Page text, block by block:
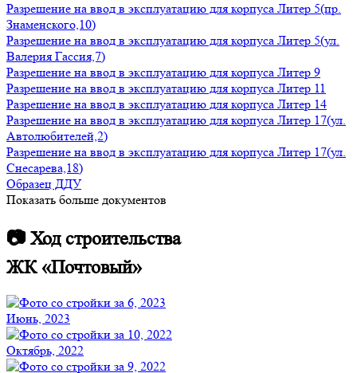
Разрешение на ввод в эксплуатацию для корпуса Литер 5(пр.
Знаменского,10)
Разрешение на ввод в эксплуатацию для корпуса Литер 5(ул.
Валерия Гассия,7)
Разрешение на ввод в эксплуатацию для корпуса Литер 9
Разрешение на ввод в эксплуатацию для корпуса Литер 11
Разрешение на ввод в эксплуатацию для корпуса Литер 14
Разрешение на ввод в эксплуатацию для корпуса Литер 17(ул.
Автолюбителей,2)
Разрешение на ввод в эксплуатацию для корпуса Литер 17(ул.
Снесарева,18)
Образец ДДУ
Показать больше документов
📷 Ход строительства
ЖК «Почтовый»
Июнь, 2023
Октябрь, 2022